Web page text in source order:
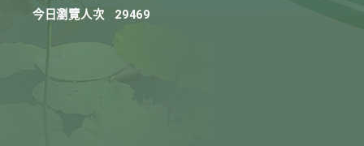
今日瀏覽人次
29469